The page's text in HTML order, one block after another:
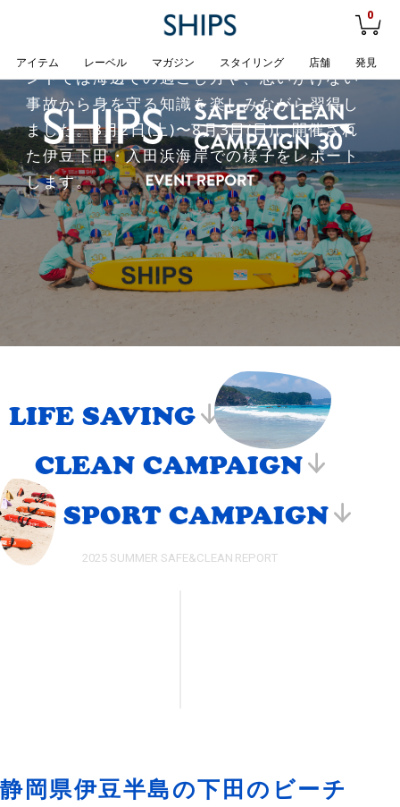
0
アイテム レーベル マガジン スタイリング 店舗 発見
迎えました。中でも、小学生向け大人気プロ
グラムのジュニアライフセービング体験イベ
ントでは海辺での過ごし方や、思いがけない
事故から身を守る知識を楽しみながら習得し
ました。8月2日(土)〜8月3日(日)に開催され
た伊豆下田・入田浜海岸での様子をレポート
します。
LIFE SAVING
CLEAN CAMPAIGN
SPORT CAMPAIGN
2025 SUMMER SAFE&CLEAN REPORT
静岡県伊豆半島の下田のビーチ